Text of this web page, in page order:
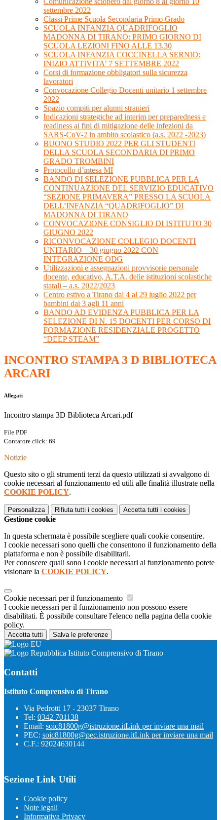
settembre 2022
Classi Prime Scuola Secondaria Primo Grado
SCUOLA INFANZIA QUADRIFOGLIO
MADONNA DI TIRANO: PRIMO GIORNO DI
SCUOLA LEZIONI FINO ALLE 13.30
SCUOLA INFANZIA COCCINELLA SERNIO:
INIZIO ATTIVITA' 7 SETTEMBRE 2022
Corsi di formazione obbligatori sulla sicurezza
lavoratori
Convocazione Collegio Docenti unitario 1 settembre
2022
Spazio compiti per alunni stranieri
Indicazioni strategiche ad interim per preparedness e
readiness ai fini di mitigazione delle infezioni da
SARS-CoV-2 in ambito scolastico (a.s. 2022 -2023)
BUONO STUDIO 2022 PER GLI STUDENTI
DELLA SCUOLA SECONDARIA DI PRIMO
GRADO TROMBINI
Protocollo d’intesa MI
BANDO DI SELEZIONE PUBBLICA PER LA
CONTINUAZIONE DEL SERVIZIO EDUCATIVO
“SEZIONE PRIMAVERA” PRESSO LA SCUOLA
DELL’INFANZIA “QUADRIFOGLIO” DI
MADONNA DI TIRANO
CONVOCAZIONE CONSIGLIO DI ISTITUTO 30
GIUGNO 2022
RICONVOCAZIONE COLLEGIO DOCENTI
UNITARIO – 30 giugno 2022 CON
INTEGRAZIONE ODG
Utilizzazioni e assegnazioni provvisorie personale
docente, educativo, A.T.A. delle istituzioni scolastiche
statali – a.s. 2022/2023
Centro estivo a Tirano dal 4 al 29 luglio 2022 per
bambini dai 3 agli 11 anni
BANDO AD EVIDENZA PUBBLICA PER LA
SELEZIONE DI N. 15 DOCENTI PER CORSO DI
FORMAZIONE RESIDENZIALE PROGETTO
“DEEP STEAM”
INCONTRO STAMPA 3 D BIBLIOTECA
ARCARI
Allegati
Incontro stampa 3D Biblioteca Arcari.pdf
File PDF
Contatore click: 69
Notizie
Questo sito o gli strumenti terzi da questo utilizzati si avvalgono di
cookie necessari al funzionamento ed utili alle finalità illustrate nella
COOKIE POLICY.
Personalizza Rifiuta tutti i cookies Accetta tutti i cookies
Gestione cookie
In questa schermata è possibile scegliere quali cookie consentire.
I cookie necessari sono quelli che consentono il funzionamento della
piattaforma e non è possibile disabilitarli.
Per conoscere quali sono i cookie necessari al funzionamento potete
visionare la COOKIE POLICY.
Cookie necessari per il funzionamento
I cookie necessari per il funzionamento non possono essere
disabilitati. È possibile consultare l'elenco nella pagina della cookie
policy.
Accetta tutti Salva le preferenze
Istituto Comprensivo di Tirano
Contatti
Istituto Comprensivo di Tirano
Via Pedrotti 17 - 23037 Tirano
Tel: 0342 701138
Email: soic81800g@istruzione.itLink per inviare una mail
PEC: soic81800g@pec.istruzione.itLink per inviare una mail
C.F.: 92024630144
Sezione Link Utili
Cookie policy
Note legali
Informativa Privacy